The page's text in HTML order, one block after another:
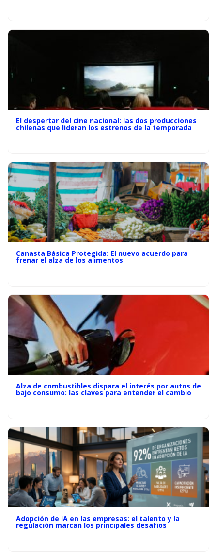
El despertar del cine nacional: las dos producciones
chilenas que lideran los estrenos de la temporada
Canasta Básica Protegida: El nuevo acuerdo para
frenar el alza de los alimentos
Alza de combustibles dispara el interés por autos de
bajo consumo: las claves para entender el cambio
Adopción de IA en las empresas: el talento y la
regulación marcan los principales desafíos